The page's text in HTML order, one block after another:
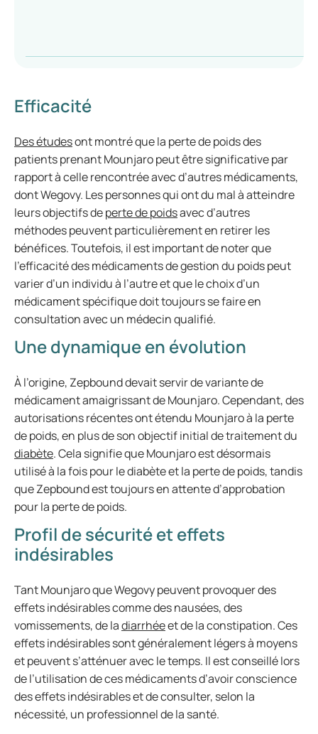
Efficacité
Des étudesont montré que la perte de poids des
patients prenant Mounjaro peut être significative par
rapport à celle rencontrée avec d’autres médicaments,
dont Wegovy. Les personnes qui ont du mal à atteindre
leurs objectifs deperte de poidsavec d’autres
méthodes peuvent particulièrement en retirer les
bénéfices. Toutefois, il est important de noter que
l’efficacité des médicaments de gestion du poids peut
varier d’un individu à l’autre et que le choix d’un
médicament spécifique doit toujours se faire en
consultation avec un médecin qualifié.
Une dynamique en évolution
À l’origine, Zepbound devait servir de variante de
médicament amaigrissant de Mounjaro. Cependant, des
autorisations récentes ont étendu Mounjaro à la perte
de poids, en plus de son objectif initial de traitement du
diabète. Cela signifie que Mounjaro est désormais
utilisé à la fois pour le diabète et la perte de poids, tandis
que Zepbound est toujours en attente d’approbation
pour la perte de poids.
Profil de sécurité et effets
indésirables
Tant Mounjaro que Wegovy peuvent provoquer des
effets indésirables comme des nausées, des
vomissements, de ladiarrhéeet de la constipation. Ces
effets indésirables sont généralement légers à moyens
et peuvent s’atténuer avec le temps. Il est conseillé lors
de l’utilisation de ces médicaments d’avoir conscience
des effets indésirables et de consulter, selon la
nécessité, un professionnel de la santé.